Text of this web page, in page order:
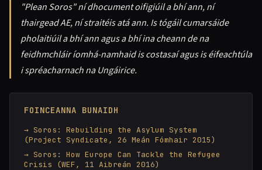
"Plean Soros" ní dhocument oifigiúil a bhí ann, ní
thairgead AE, ní straitéis atá ann. Is tógáil cumarsáide
pholaitiúil a bhí ann agus a bhí ina cheann de na
feidhmchláir íomhá-namhaid is costasaí agus is éifeachtúla
i spréacharnach na Ungáirice.
FOINCEANNA BUNAIDH
Soros: Rebuilding the Asylum System
(Project Syndicate, 26 Meán Fómhair 2015)
Soros: How Europe Can Tackle the Refugee
Crisis (WEF, 11 Aibreán 2016)